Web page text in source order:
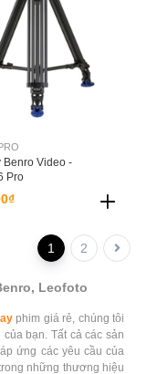
Benro Video -
Pro
1 2
Leofoto
phim giá rẻ, chúng tôi
bạn. Tất cả các sản
ứng các yêu cầu của
những thương hiệu